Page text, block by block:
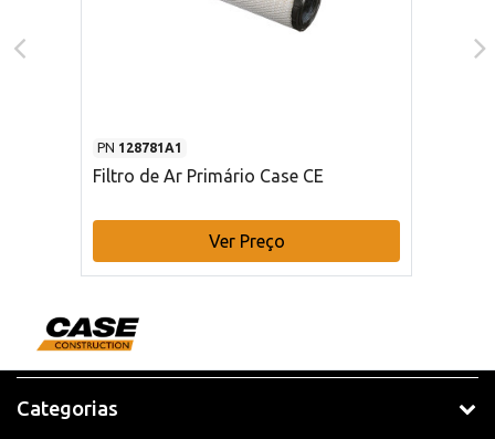
PN 128781A1
Filtro de Ar Primário Case CE
Ver Preço
Categorias